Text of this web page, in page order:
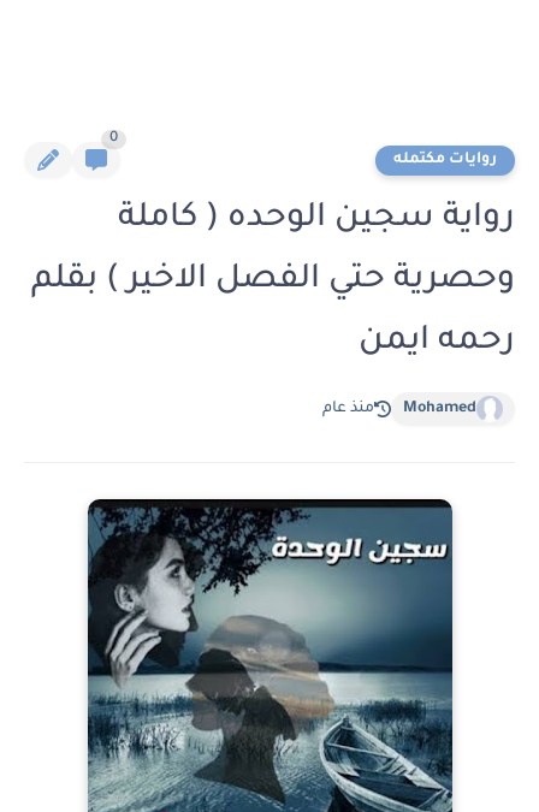
روايات مكتمله
0
رواية سجين الوحده ( كاملة
وحصرية حتي الفصل الاخير ) بقلم
رحمه ايمن
Mohamed منذ عام